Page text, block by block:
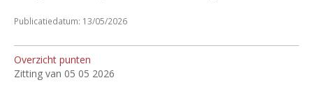
Publicatiedatum: 13/05/2026
Overzicht punten
Zitting van 05 05 2026